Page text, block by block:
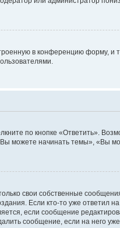
в конференцию форму, и
по кнопке «Ответить».
можете начинать темы», «Вы
свои собственные
Если кто-то уже ответил
если сообщение
сообщение, если на него уже